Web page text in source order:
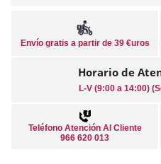
Envío gratis a partir de 39 €uros
Horario de
L-V (9:00 a 14:00)
Teléfono Atención Al Cliente
966 620 013